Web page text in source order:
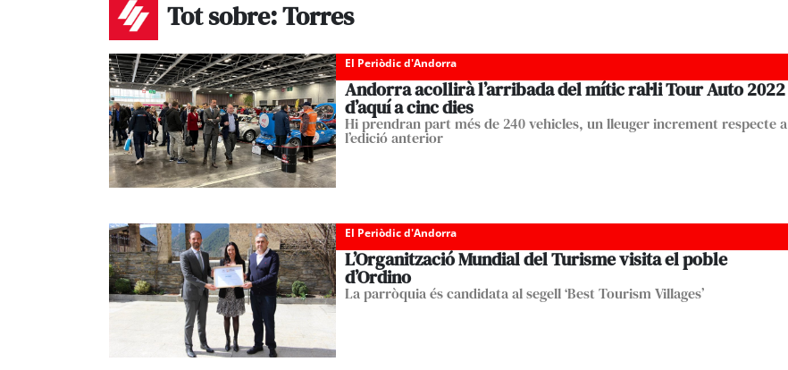
Tot sobre: Torres
El Periòdic d'Andorra
Andorra acollirà l’arribada del mític ral·li Tour Auto 2022
d’aquí a cinc dies
Hi prendran part més de 240 vehicles, un lleuger increment respecte a
l’edició anterior
El Periòdic d'Andorra
L’Organització Mundial del Turisme visita el poble
d’Ordino
La parròquia és candidata al segell ‘Best Tourism Villages’